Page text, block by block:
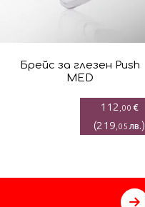
Брейс за глезен Push
MED
112 ,00 €
(219 ,05 лв.)